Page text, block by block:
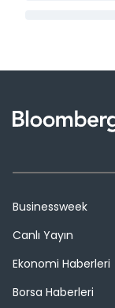
Businessweek
Canlı Yayın
Ekonomi Haberleri
Borsa Haberleri